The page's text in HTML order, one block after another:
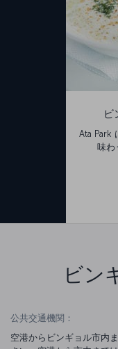
ビ
Ata Park
味わ
ビン
公共交通機関：
空港からビンギョル市内